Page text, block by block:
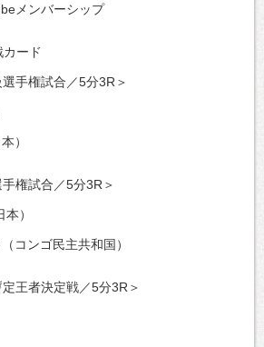
メンバーシップ
ード
手権試合／5分3R＞
）
権試合／5分3R＞
）
コンゴ民主共和国）
王者決定戦／5分3R＞